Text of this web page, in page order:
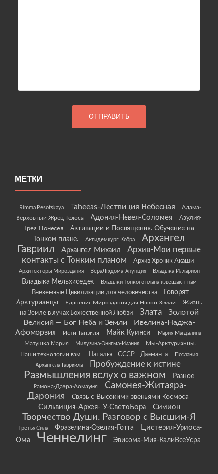
МЕТКИ
Rimma Pesotskaya Taheeas-Лествиция Небесная
Адама-
Верховный Жрец Телоса
Адония-Невея-Соломея
Азулия-
Грея-Понесея
Активации и Посвящения. Обучение на
Тонком плане.
Антидемиург Кобра
Архангел
Гавриил
Архангел Михаил
Архив-Мои первые
контакты с Тонким планом
Архив Хроник Акаши
Архитекторы Мироздания ВераЛюдома-Анунция Владыка Илларион
Владыка Мельхиседек Владыки Тонкого плана извещают нам
Внеземные Цивилизации для человечества
Говорят
Арктурианцы
Единение Мироздания для Новой Земли
Жизнь
на Земле в лучах Божественной Любви
Злата
Золотой
Велисий — Бог Неба и Земли
Ивелина-Наджа-
Афоморзия
Исти-Танзиля Майк Куинси Мария Магдалина
Матушка Мария Милузина-Энигма-Илания
Мы-Арктурианцы.
Наши технологии вам.
Наталья - СССР - Даэманта
Послания
Архангела Гавриила
Пробуждение к истине
Размышления вслух о важном Разное
Рамона-Даэра-Аомаумя
Самонея-Житаяра-
Дарония
Связь с Высокими звеньями Космоса
Сильвиция-Архея- У-СветоБора Симион
Творчество Души. Разговор с Высшим-Я
Третья Сила Фразелина-Озелия-Готта
Цистерия-Уриоса-
Ома
Ченнелинг Эвисома-Мия-КалиВсеУсра